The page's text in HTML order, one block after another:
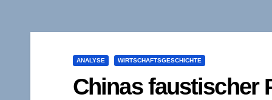
ANALYSE WIRTSCHAFTSGESCHICHTE
Chinas faustischer